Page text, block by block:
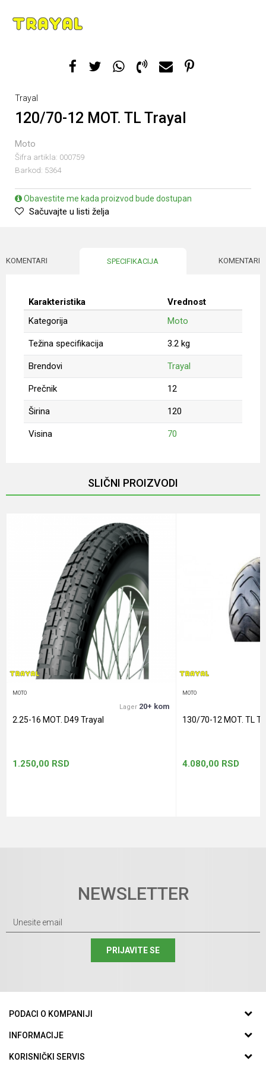
Trayal
120/70-12 MOT. TL Trayal
Moto
Šifra artikla: 000759
Barkod: 5364
Obavestite me kada proizvod bude dostupan
Sačuvajte u listi želja
KOMENTARI SPECIFIKACIJA KOMENTARI
Karakteristika
Vrednost
Kategorija
Moto
Težina specifikacija 3.2 kg
Brendovi Trayal
Prečnik 12
Širina 120
Visina 70
Anti-spam zaštita - izračunajte koliko je 9 - 4 :
POŠALJI
SLIČNI PROIZVODI
MOTO
Lager 20+ kom
2.25-16 MOT. D49 Trayal
1.250,00 RSD
MOTO
130/70-12 MOT. TL
4.080,00 RSD
NEWSLETTER
PRIJAVITE SE
PODACI O KOMPANIJI
GUMA CENTAR DOO
INFORMACIJE
O nama
KORISNIČKI SERVIS